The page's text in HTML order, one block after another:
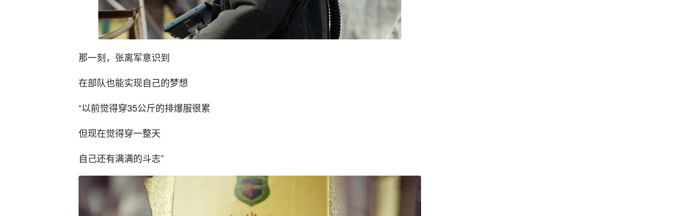
那一刻，张离军意识到
在部队也能实现自己的梦想
“以前觉得穿35公斤的排爆服很累
但现在觉得穿一整天
自己还有满满的斗志”